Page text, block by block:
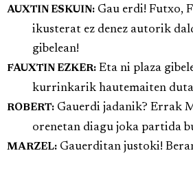
AUXTIN ESKUIN: Gau erdi! Futxo,
ikusterat ez denez autorik
gibelean!
FAUXTIN EZKER: Eta ni plaza
kurrinkarik hautemaiten
ROBERT: Gauerdi jadanik? Errak
orenetan diagu joka partida
MARZEL: Gauerditan justoki!